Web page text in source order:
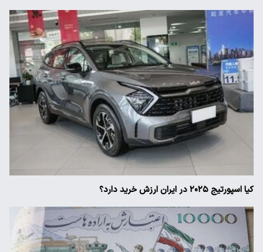
کیا اسپورتیج ۲۰۲۵ در ایران ارزش خرید دارد؟